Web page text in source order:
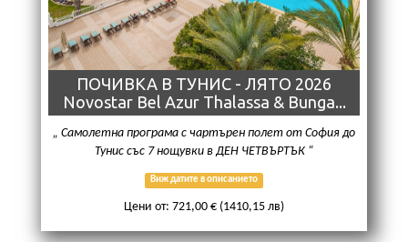
ПОЧИВКА В ТУНИС - ЛЯТО 2026
Novostar Bel Azur Thalassa & Bunga...
Самолетна програма с чартърен полет от София до
Тунис със 7 нощувки в ДЕН ЧЕТВЪРТЪК
Виж датите в описанието
Цени от: 721,00 € (1410,15 лв)